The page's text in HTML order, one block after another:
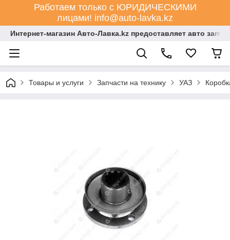
Работаем только с ЮРИДИЧЕСКИМИ
лицами! info@auto-lavka.kz
Интернет-магазин Авто-Лавка.kz предоставляет авто
Товары и услуги Запчасти на технику УАЗ